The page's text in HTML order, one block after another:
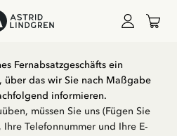
Fernabsatzgeschäfts ein
über das wir Sie nach Maßgabe
informieren.
müssen Sie uns (Fügen Sie
Telefonnummer und Ihre E-